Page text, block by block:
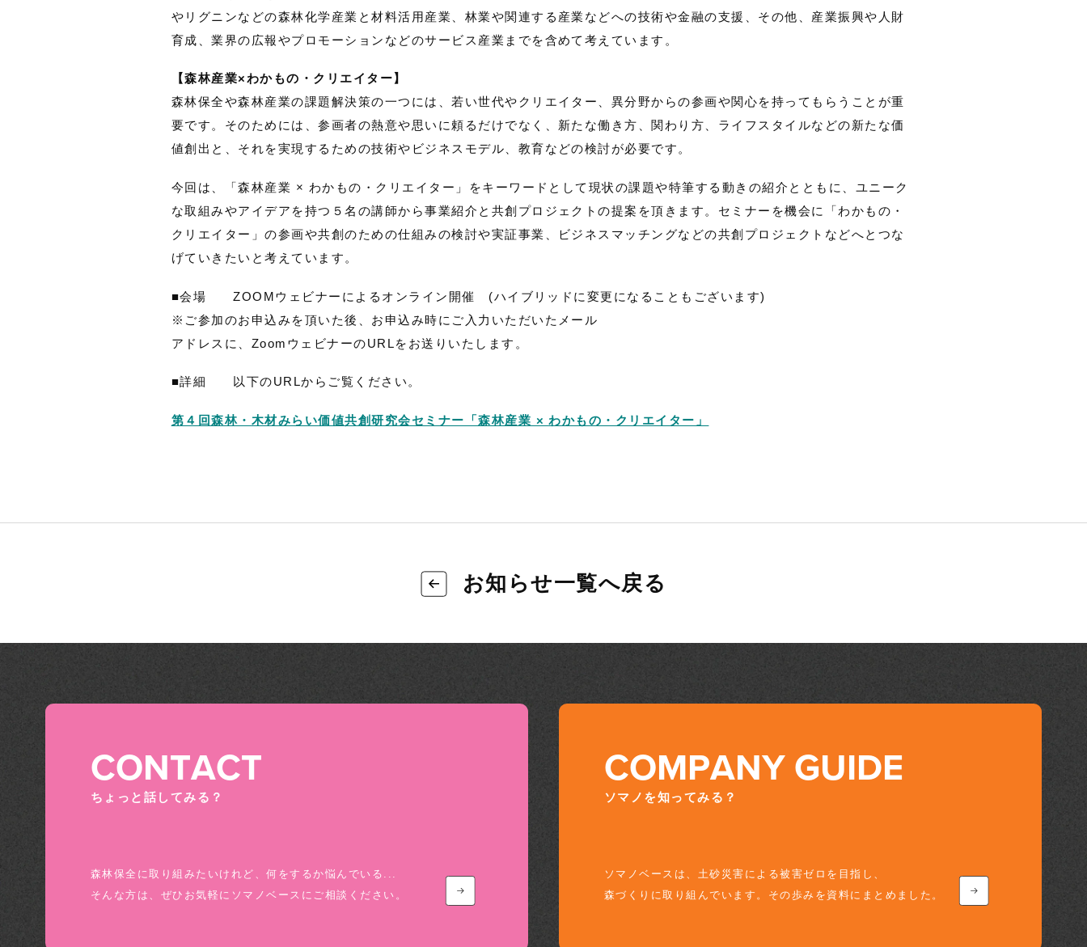
やリグニンなどの森林化学産業と材料活用産業、林業や関連する産業などへの技術や金融の支援、その他、産業振興や人財
育成、業界の広報やプロモーションなどのサービス産業までを含めて考えています。
【森林産業×わかもの・クリエイター】
森林保全や森林産業の課題解決策の一つには、若い世代やクリエイター、異分野からの参画や関心を持ってもらうことが重
要です。そのためには、参画者の熱意や思いに頼るだけでなく、新たな働き方、関わり方、ライフスタイルなどの新たな価
値創出と、それを実現するための技術やビジネスモデル、教育などの検討が必要です。
今回は、「森林産業 × わかもの・クリエイター」をキーワードとして現状の課題や特筆する動きの紹介とともに、ユニーク
な取組みやアイデアを持つ５名の講師から事業紹介と共創プロジェクトの提案を頂きます。セミナーを機会に「わかもの・
クリエイター」の参画や共創のための仕組みの検討や実証事業、ビジネスマッチングなどの共創プロジェクトなどへとつな
げていきたいと考えています。
■会場 ZOOMウェビナーによるオンライン開催 (ハイブリッドに変更になることもございます)
※ご参加のお申込みを頂いた後、お申込み時にご入力いただいたメール
アドレスに、ZoomウェビナーのURLをお送りいたします。
■詳細 以下のURLからご覧ください。
第４回森林・木材みらい価値共創研究会セミナー「森林産業 × わかもの・クリエイター」
お知らせ一覧へ戻る
CONTACT
ちょっと話してみる？
森林保全に取り組みたいけれど、何をするか悩んでいる...
そんな方は、ぜひお気軽にソマノベースにご相談ください。
COMPANY GUIDE
ソマノを知ってみる？
ソマノベースは、土砂災害による被害ゼロを目指し、
森づくりに取り組んでいます。その歩みを資料にまとめました。